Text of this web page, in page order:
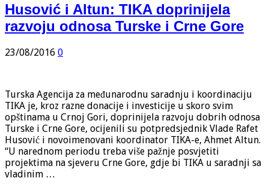
Husović i Altun: TIKA doprinijela
razvoju odnosa Turske i Crne Gore
23/08/2016 0
Turska Agencija za međunarodnu saradnju i koordinaciju
TIKA je, kroz razne donacije i investicije u skoro svim
opštinama u Crnoj Gori, doprinijela razvoju dobrih odnosa
Turske i Crne Gore, ocijenili su potpredsjednik Vlade Rafet
Husović i novoimenovani koordinator TIKA-e, Ahmet Altun.
“U narednom periodu treba više pažnje posvjetiti
projektima na sjeveru Crne Gore, gdje bi TIKA u saradnji sa
vladinim …